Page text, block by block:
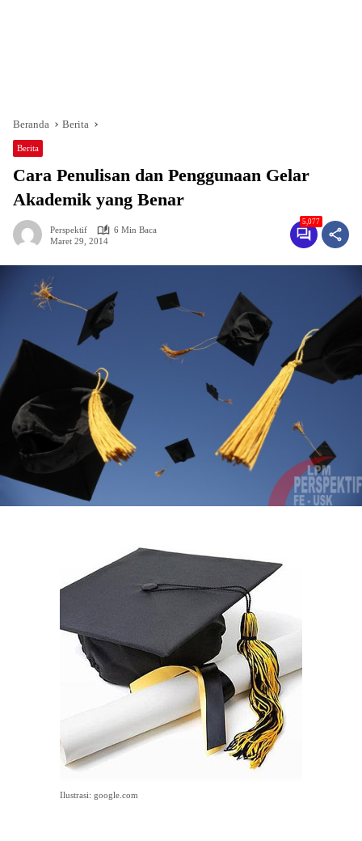
Beranda Berita
Berita
Cara Penulisan dan Penggunaan Gelar
Akademik yang Benar
Perspektif
6 Min Baca
Maret 29, 2014
5,077
Ilustrasi: google.com